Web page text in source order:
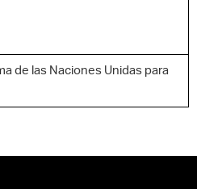
de las Naciones Unidas para